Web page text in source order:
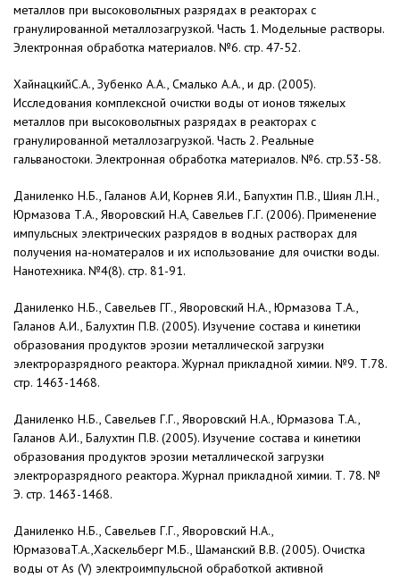
металлов при высоковольтных разрядах в реакторах с
гранулированной металлозагрузкой. Часть 1. Модельные растворы.
Электронная обработка материалов. №6. стр. 47-52.
ХайнацкийС.А., Зубенко А.А., Смалько А.А., и др. (2005).
Исследования комплексной очистки воды от ионов тяжелых
металлов при высоковольтных разрядах в реакторах с
гранулированной металлозагрузкой. Часть 2. Реальные
гальваностоки. Электронная обработка материалов. №6. стр.53-58.
Даниленко Н.Б., Галанов А.И, Корнев Я.И., Бапухтин П.В., Шиян Л.Н.,
Юрмазова Т.А., Яворовский Н.А, Савельев Г.Г. (2006). Применение
импульсных электрических раз­рядов в водных растворах для
получения на-номатералов и их использование для очистки воды.
Нанотехника. №4(8). стр. 81-91.
Даниленко Н.Б., Савельев ГГ., Яворовский Н.А., Юрмазова Т.А.,
Галанов А.И., Балухтин П.В. (2005). Изучение состава и кинетики
образования продуктов эрозии метал­лической загрузки
электроразрядного реактора. Журнал прикладной химии. №9. Т.78.
стр. 1463-1468.
Даниленко Н.Б., Савельев Г.Г., Яворовский Н.А., Юрмазова T.A.,
Галанов А.И., Балухтин П.В. (2005). Изучение состава и кинетики
образования продуктов эрозии металлической загрузки
электроразрядного реактора. Журнал прикладной химии. Т. 78. №
Э. стр. 1463-1468.
Даниленко Н.Б., Савельев Г.Г., Яворо­вский Н.А.,
ЮрмазоваT.A.,Хаскельберг М.Б., Шаманский В.В. (2005). Очистка
воды от As (V) электроимпульсной обработкой актив­ной